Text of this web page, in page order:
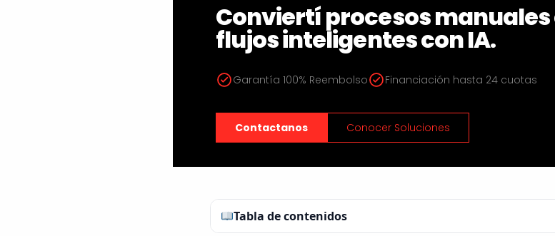
Conviertí procesos manuales
flujos inteligentes con IA.
Garantía 100% Reembolso Financiación hasta 24 cuotas
Conocer Soluciones
Contactanos
Tabla de contenidos